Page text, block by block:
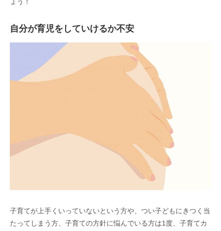
ょう！
自分が育児をしていけるか不安
子育てが上手くいっていないという方や、つい子どもにきつく当
たってしまう方、子育ての方針に悩んでいる方は1度、子育てカ